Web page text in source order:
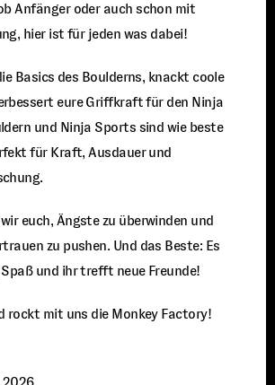
Anfänger oder auch schon mit
hier ist für jeden was dabei!
Basics des Boulderns, knackt coole
eure Griffkraft für den Ninja
und Ninja Sports sind wie beste
für Kraft, Ausdauer und
euch, Ängste zu überwinden und
zu pushen. Und das Beste: Es
und ihr trefft neue Freunde!
rockt mit uns die Monkey Factory!